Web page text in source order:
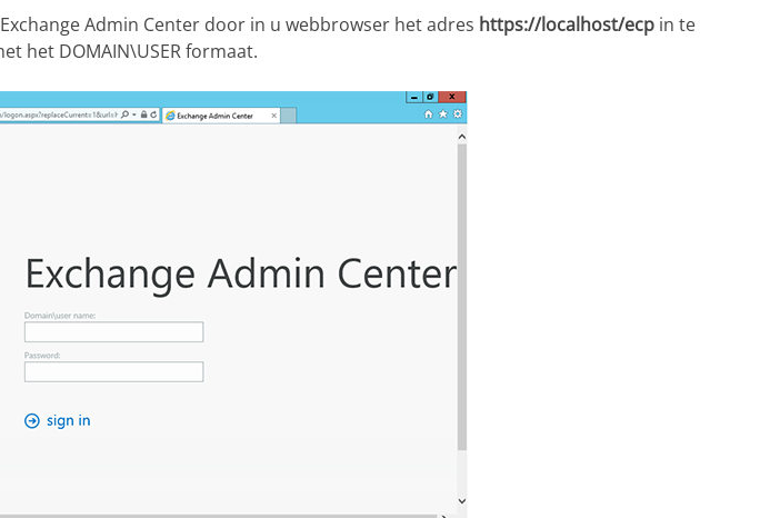
Admin Center door in u webbrowser het adres https://localhost/ecp in te
het DOMAIN\USER formaat.